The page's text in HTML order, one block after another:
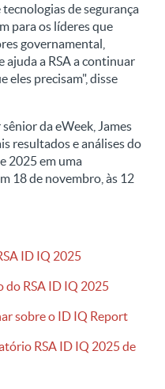
de segurança
para os líderes que
governamental,
ajuda a RSA a continuar
eles precisam", disse
da eWeek, James
resultados e análises do
2025 em uma
18 de novembro, às 12
ID IQ 2025
do RSA ID IQ 2025
sobre o ID IQ Report
RSA ID IQ 2025 de